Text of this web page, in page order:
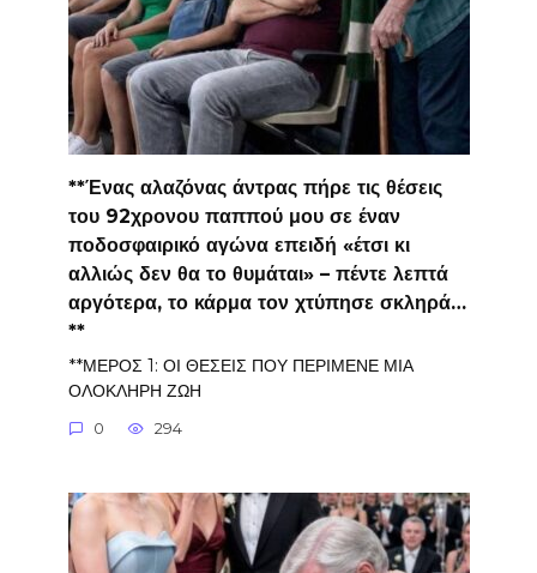
**Ένας αλαζόνας άντρας πήρε τις θέσεις
του 92χρονου παππού μου σε έναν
ποδοσφαιρικό αγώνα επειδή «έτσι κι
αλλιώς δεν θα το θυμάται» – πέντε λεπτά
αργότερα, το κάρμα τον χτύπησε σκληρά…
**
**ΜΕΡΟΣ 1: ΟΙ ΘΕΣΕΙΣ ΠΟΥ ΠΕΡΙΜΕΝΕ ΜΙΑ
ΟΛΟΚΛΗΡΗ ΖΩΗ
0 294